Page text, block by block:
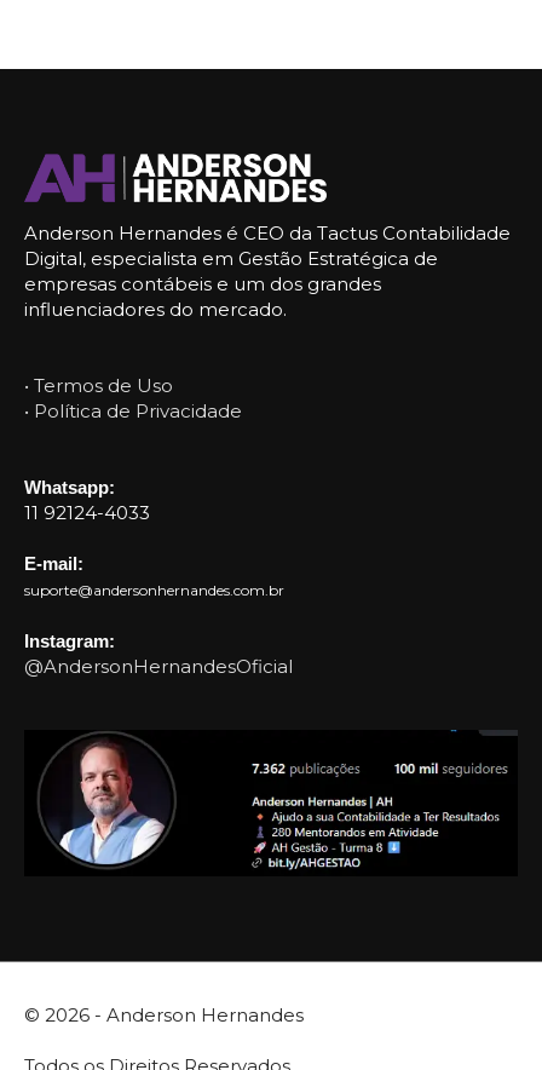
Anderson Hernandes é CEO da Tactus Contabilidade
Digital, especialista em Gestão Estratégica de
empresas contábeis e um dos grandes
influenciadores do mercado.
• Termos de Uso
• Política de Privacidade
Whatsapp:
11 92124-4033
E-mail:
suporte@andersonhernandes.com.br
Instagram:
@AndersonHernandesOficial
© 2026 - Anderson Hernandes